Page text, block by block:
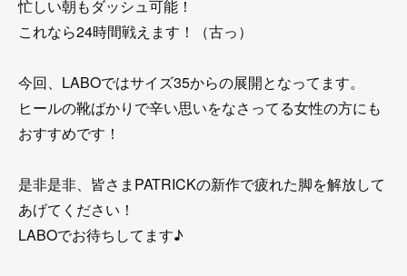
忙しい朝もダッシュ可能！
これなら24時間戦えます！（古っ）
今回、LABOではサイズ35からの展開となってます。
ヒールの靴ばかりで辛い思いをなさってる女性の方にも
おすすめです！
是非是非、皆さまPATRICKの新作で疲れた脚を解放して
あげてください！
LABOでお待ちしてます♪